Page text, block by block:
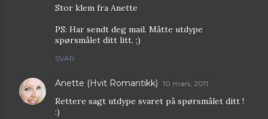
Stor klem fra Anette
PS: Har sendt deg mail. Måtte utdype
spørsmålet ditt litt. ;)
SVAR
Anette (Hvit Romantikk) 10 mars, 2011
Rettere sagt utdype svaret på spørsmålet ditt !
:)